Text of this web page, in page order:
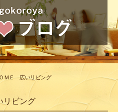
ＭＥ 広いリビング
ビング